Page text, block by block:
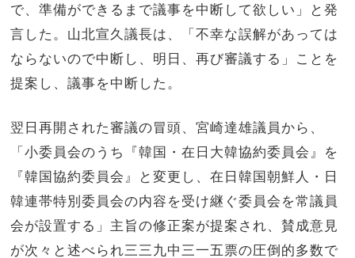
で、準備ができるまで議事を中断して欲しい」と発
言した。山北宣久議長は、「不幸な誤解があっては
ならないので中断し、明日、再び審議する」ことを
提案し、議事を中断した。
翌日再開された審議の冒頭、宮崎達雄議員から、
「小委員会のうち『韓国・在日大韓協約委員会』を
『韓国協約委員会』と変更し、在日韓国朝鮮人・日
韓連帯特別委員会の内容を受け継ぐ委員会を常議員
会が設置する」主旨の修正案が提案され、賛成意見
が次々と述べられ三三九中三一五票の圧倒的多数で